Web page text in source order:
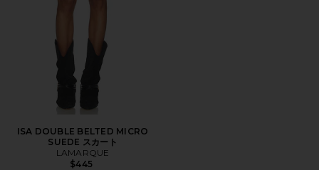
ISA DOUBLE BELTED MICRO
SUEDE スカート
LAMARQUE
$445